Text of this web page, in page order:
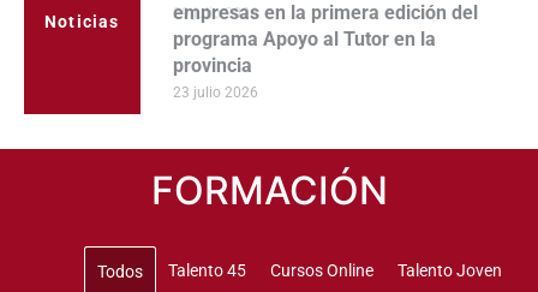
Noticias
empresas en la primera edición del
programa Apoyo al Tutor en la
provincia
23 julio 2026
FORMACIÓN
Todos Talento 45 Cursos Online Talento Joven